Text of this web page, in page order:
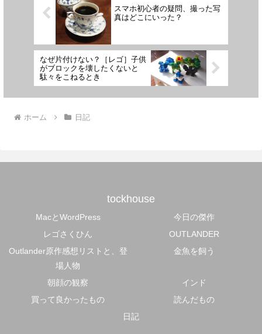
スマホ初心者の疑問、撮った写
真はどこにいった？
なぜ片付けない？［レゴ］子供
がブロックを壊したくないと
駄々をこねるとき
ホーム 日記
tockhouse
MacとWordPress
今日の傑作
レゴさくひん
OUTLANDER
Outlander原作感想リストと、登
場人物
金魚を飼う
朝顔の観察
インド
買って良かったもの
読んだもの
日記